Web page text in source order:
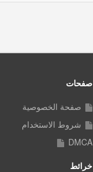
صفحات
صفحة الخصوصية
شروط الاستخدام
DMCA
خرائط